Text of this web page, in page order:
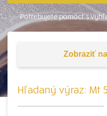
Potrebujete pomôcť s
Zobraziť
Hľadaný výraz: Mt